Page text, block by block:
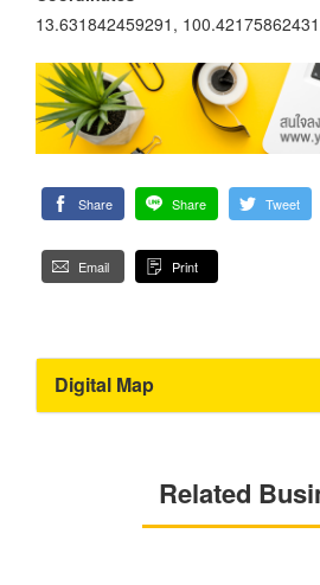
13.631842459291, 100.42175862431
Share Share Tweet
Email Print
Digital Map
Related